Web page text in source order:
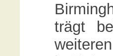
trägt